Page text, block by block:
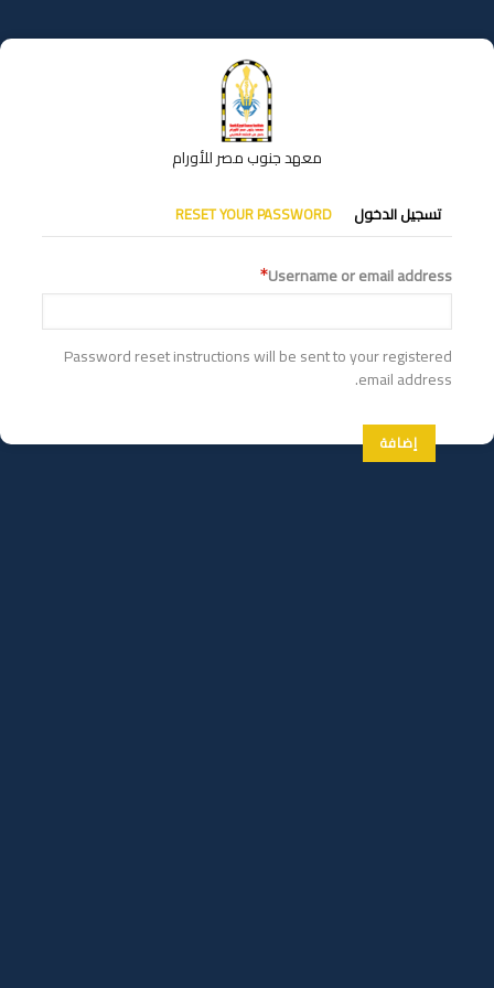
إلى
المحتوى
معهد جنوب مصر للأورام
التبويبات
الأساسية
تسجيل الدخول RESET YOUR PASSWORD
Username or email address
Password reset instructions will be sent to your registered
email address.